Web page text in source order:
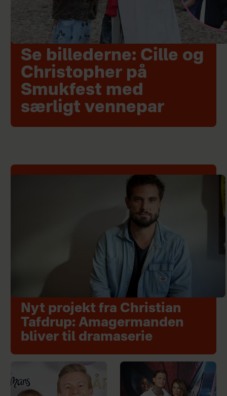
Se billederne: Cille og
Christopher på
Smukfest med
særligt vennepar
Nyt projekt fra Christian
Tafdrup: Amagermanden
bliver til dramaserie